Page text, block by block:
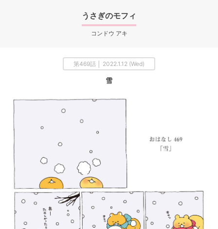
うさぎのモフィ
コンドウ アキ
第469話 │ 2022.1.12 (Wed)
雪